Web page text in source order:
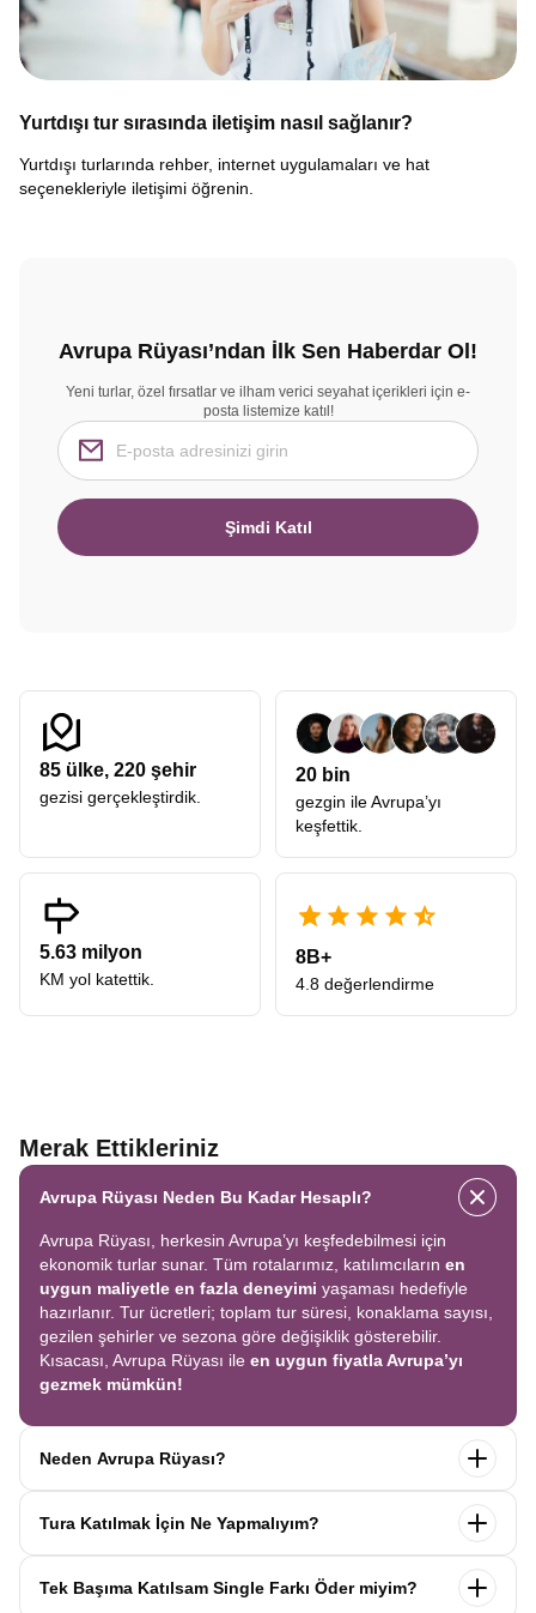
Yurtdışı tur sırasında iletişim nasıl sağlanır?
Yurtdışı turlarında rehber, internet uygulamaları ve hat
seçenekleriyle iletişimi öğrenin.
Avrupa Rüyası’ndan İlk Sen Haberdar Ol!
Yeni turlar, özel fırsatlar ve ilham verici seyahat içerikleri için e-
posta listemize katıl!
Şimdi Katıl
85 ülke, 220 şehir
gezisi gerçekleştirdik.
20 bin
gezgin ile Avrupa’yı
keşfettik.
5.63 milyon
KM yol katettik.
8B+
4.8 değerlendirme
Merak Ettikleriniz
Avrupa Rüyası Neden Bu Kadar Hesaplı?
Avrupa Rüyası, herkesin Avrupa’yı keşfedebilmesi için
ekonomik turlar sunar. Tüm rotalarımız, katılımcıların en
uygun maliyetle en fazla deneyimi yaşaması hedefiyle
hazırlanır. Tur ücretleri; toplam tur süresi, konaklama sayısı,
gezilen şehirler ve sezona göre değişiklik gösterebilir.
Kısacası, Avrupa Rüyası ile en uygun fiyatla Avrupa’yı
gezmek mümkün!
Neden Avrupa Rüyası?
tek seferde birçok
ülkeyikeşfedin! Ekstra tur ücreti yok, tüm geziler fiyata
ile Avrupa’yı en keyifli şekilde yaşayın.
Tura Katılmak İçin Ne Yapmalıyım?
seyahat sözleşmesinionaylayın.İlk taksitiödediğinizde
Tek Başıma Katılsam Single Farkı Öder miyim?